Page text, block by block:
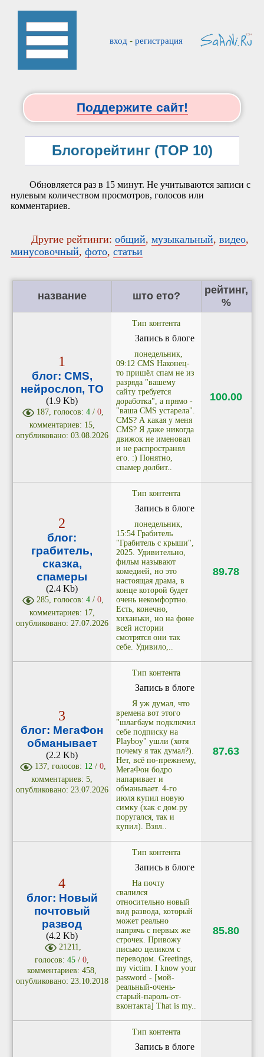
вход - регистрация
Поддержите сайт!
Блогорейтинг (TOP 10)
Обновляется раз в 15 минут. Не учитываются записи с
нулевым количеством просмотров, голосов или
комментариев.
Другие рейтинги:общий,музыкальный,видео,
минусовочный, фото, статьи
название што ето?
рейтинг,
%
1
блог: CMS,
нейрослоп, ТО
(1.9 Kb)
187, голосов:4 /0,
комментариев: 15,
опубликовано: 03.08.2026
Тип контента
Запись в блоге
понедельник,
09:12 CMS Наконец-
то пришёл спам не из
разряда "вашему
сайту требуется
доработка", а прямо -
"ваша CMS устарела".
CMS? А какая у меня
CMS? Я даже никогда
движок не именовал
и не распространял
его. :) Понятно,
спамер долбит..
100.00
2
блог:
грабитель,
сказка,
спамеры
(2.4 Kb)
285, голосов:4 /0,
комментариев: 17,
опубликовано: 27.07.2026
Тип контента
Запись в блоге
понедельник,
15:54 Грабитель
"Грабитель с крыши",
2025. Удивительно,
фильм называют
комедией, но это
настоящая драма, в
конце которой будет
очень некомфортно.
Есть, конечно,
хиханьки, но на фоне
всей истории
смотрятся они так
себе. Удивило,..
89.78
3
блог: МегаФон
обманывает
(2.2 Kb)
137, голосов: 12/ 0,
комментариев: 5,
опубликовано: 23.07.2026
Тип контента
Запись в блоге
Я уж думал, что
времена вот этого
"шлагбаум подключил
себе подписку на
Playboy" ушли (хотя
почему я так думал?).
Нет, всё по-прежнему,
МегаФон бодро
напаривает и
обманывает. 4-го
июля купил новую
симку (как с дом.ру
поругался, так и
купил). Взял..
87.63
4
блог: Новый
почтовый
развод
(4.2 Kb)
21211,
голосов: 45 / 0
комментариев: 458,
опубликовано: 23.10.2018
Тип контента
Запись в блоге
На почту
свалился
относительно новый
вид развода, который
может реально
напрячь с первых же
строчек. Привожу
письмо целиком с
переводом. Greetings,
my victim. I know your
password - [мой-
реальный-очень-
старый-пароль-от-
вконтакта] That is my..
85.80
Тип контента
Запись в блоге